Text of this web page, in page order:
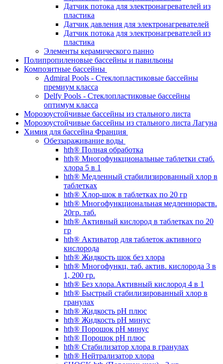
Датчик потока для электронагревателей из
пластика
Датчик давления для электронагревателей
Датчик потока для электронагревателей из
пластика
Элементы керамического панно
Полипропиленовые бассейны и павильоны
Композитные бассейны
Admiral Pools - Стеклопластиковые бассейны
премиум класса
Delfy Pools - Стеклопластиковые бассейны
оптимум класса
Морозоустойчивые бассейны из стального листа
Морозоустойчивые бассейны из стального листа Лагуна
Химия для бассейна Франция
Обеззараживание воды
hth® Полная обработка
hth® Многофункциональные таблетки стаб.
хлора 5 в 1
hth® Медленный стабилизированный хлор в
таблетках
hth® Хлор-шок в таблетках по 20 гр
hth® Многофункциональная медленнораств.
20гр. таб.
hth® Активный кислород в таблетках по 20
гр
hth® Активатор для таблеток активного
кислорода
hth® Жидкость шок без хлора
hth® Многофункц. таб. актив. кислорода 3 в
1, 200 гр.
hth® Без хлора.Активный кислород 4 в 1
hth® Быстрый стабилизированный хлор в
гранулах
hth® Жидкость pH плюс
hth® Жидкость pH минус
hth® Порошок pH минус
hth® Порошок pH плюс
hth® Стабилизатор хлора в гранулах
hth® Нейтрализатор хлора